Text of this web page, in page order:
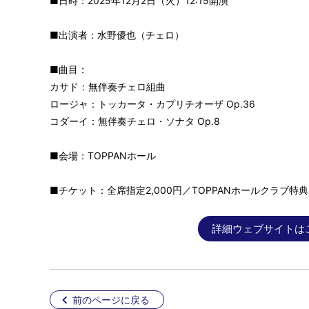
■出演者：水野優也（チェロ）
■曲目：
カサド：無伴奏チェロ組曲
ロージャ：トッカータ・カプリチオーザ Op.36
コダーイ：無伴奏チェロ・ソナタ Op.8
■会場：TOPPANホール
■チケット：全席指定2,000円／TOPPANホールクラブ特典
詳細ウェブサイトは
前のページに戻る